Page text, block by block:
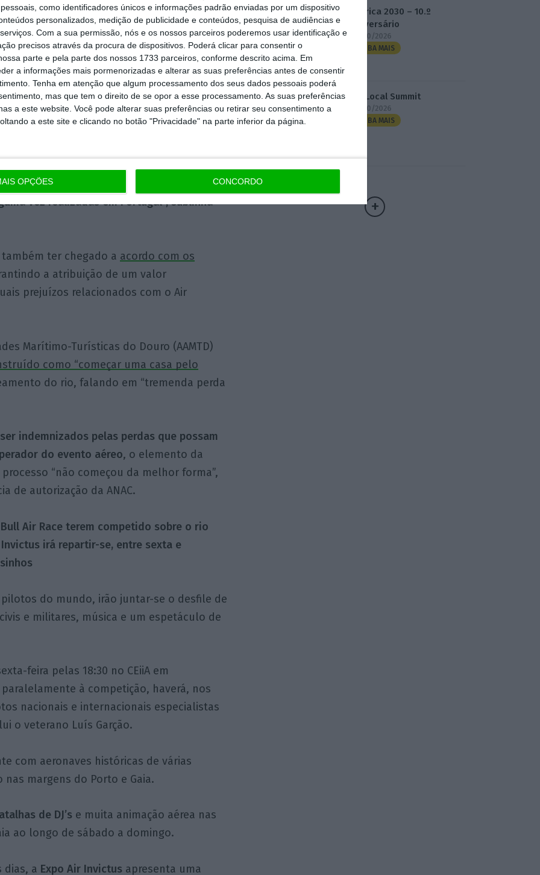
como identificadores únicos e informações padrão enviadas por um dispositivo
personalizados, medição de publicidade e conteúdos, pesquisa de audiências e
Com a sua permissão, nós e os nossos parceiros poderemos usar identificação e
precisos através da procura de dispositivos. Poderá clicar para consentir o
parte e pela parte dos nossos 1733 parceiros, conforme descrito acima. Em
a informações mais pormenorizadas e alterar as suas preferências antes de consentir
Tenha em atenção que algum processamento dos seus dados pessoais poderá
mas que tem o direito de se opor a esse processamento. As suas preferências
a este website. Você pode alterar suas preferências ou retirar seu consentimento a
a este site e clicando no botão "Privacidade" na parte inferior da página.
OPÇÕES CONCORDO
pelo fundador do Air Invictus, a
da ANAC “alicença necessária para a
19, 20 e 21 de junho no Porto, Gaia, Maia
ANAC o
meses para a concretização daquela que
vez realizadas em Portugal”, sublinha
ter chegado a acordo com os
a atribuição de um valor
prejuízos relacionados com o Air
Marítimo-Turísticas do Douro (AAMTD)
como “começar uma casa pelo
do rio, falando em “tremenda perda
indemnizados pelas perdas que possam
do evento aéreo, o elemento da
“não começou da melhor forma”,
de autorização da ANAC.
Air Race terem competido sobre o rio
irá repartir-se, entre sexta e
do mundo, irão juntar-se o desfile de
e militares, música e um espetáculo de
feira pelas 18:30 no CEiiA em
à competição, haverá, nos
nacionais e internacionais especialistas
o veterano Luís Garção.
com aeronaves históricas de várias
margens do Porto e Gaia.
de DJ’s e muita animação aérea nas
ao longo de sábado a domingo.
dias, a Expo Air Invictus apresenta uma
Fábrica 2030 – 10.º
Aniversário
14/10/2026
SAIBA MAIS
3.º Local Summit
07/10/2026
SAIBA MAIS